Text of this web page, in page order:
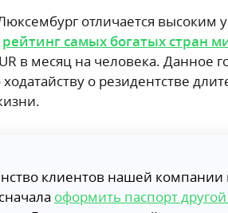
отличается
рейтинг самых богатых стран
в месяц на человека. Данное
о резидентстве
клиентов нашей компании
оформить паспорт